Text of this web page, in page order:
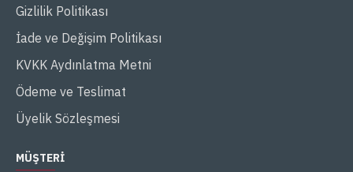
Gizlilik Politikası
İade ve Değişim Politikası
KVKK Aydınlatma Metni
Ödeme ve Teslimat
Üyelik Sözleşmesi
MÜŞTERI